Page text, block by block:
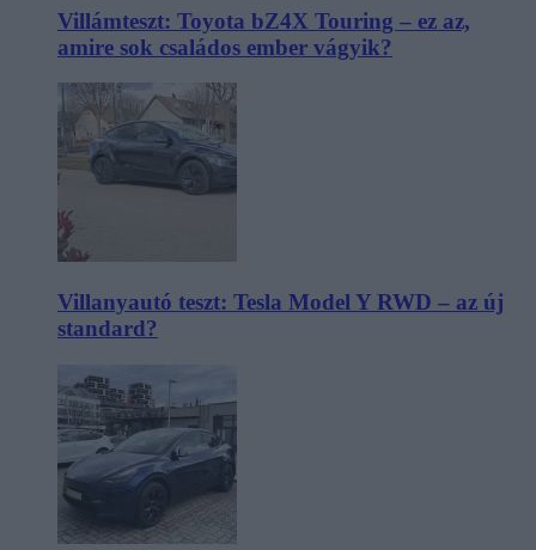
Villámteszt: Toyota bZ4X Touring – ez az,
amire sok családos ember vágyik?
Villanyautó teszt: Tesla Model Y RWD – az új
standard?